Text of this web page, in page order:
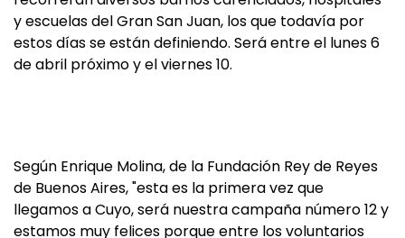
y escuelas del Gran San Juan, los que todavía por
estos días se están definiendo. Será entre el lunes 6
de abril próximo y el viernes 10.
Según Enrique Molina, de la Fundación Rey de Reyes
de Buenos Aires, "esta es la primera vez que
llegamos a Cuyo, será nuestra campaña número 12 y
estamos muy felices porque entre los voluntarios